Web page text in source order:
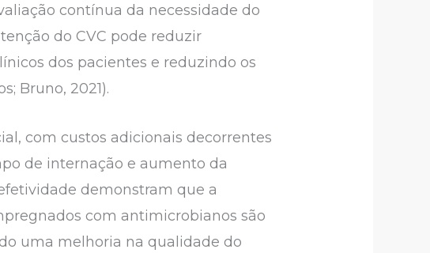
contínua da necessidade do
do CVC pode reduzir
dos pacientes e reduzindo os
Bruno, 2021).
com custos adicionais decorrentes
de internação e aumento da
demonstram que a
com antimicrobianos são
uma melhoria na qualidade do